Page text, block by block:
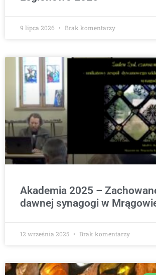
9 lipca 2026 Brak komentarzy
Akademia 2025 –
dawnej synagogi w
12 września 2025 Brak komentarzy